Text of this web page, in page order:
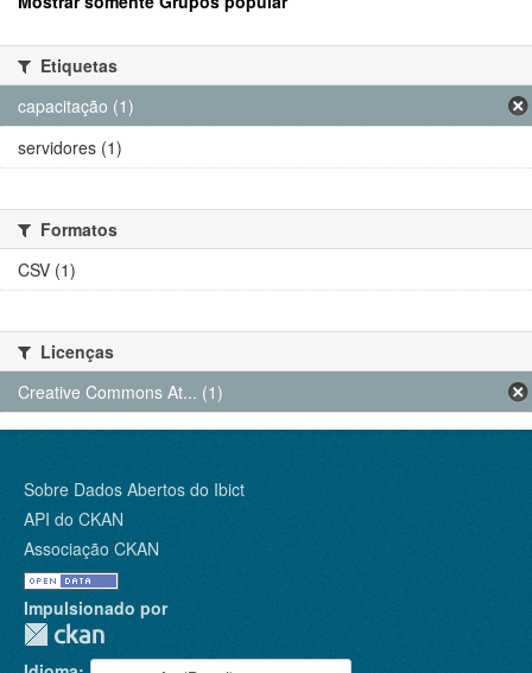
Etiquetas
capacitação (1)
servidores (1)
Formatos
CSV (1)
Licenças
Creative Commons At... (1)
Sobre Dados Abertos do Ibict
API do CKAN
Associação CKAN
Impulsionado por